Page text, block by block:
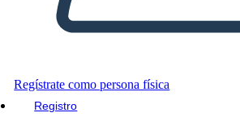
Regístrate como persona física
Registro